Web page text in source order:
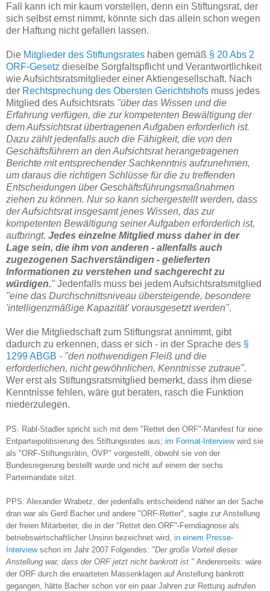
Fall kann ich mir kaum vorstellen, denn ein Stiftungsrat, der
sich selbst ernst nimmt, könnte sich das allein schon wegen
der Haftung nicht gefallen lassen.
Die Mitglieder des Stiftungsrates haben gemäß § 20 Abs 2
ORF-Gesetz dieselbe Sorgfaltspflicht und Verantwortlichkeit
wie Aufsichtsratsmitglieder einer Aktiengesellschaft. Nach
der Rechtsprechung des Obersten Gerichtshofs muss jedes
Mitglied des Aufsichtsrats "über das Wissen und die
Erfahrung verfügen, die zur kompetenten Bewältigung der
dem Aufssichtsrat übertragenen Aufgaben erforderlich ist.
Dazu zählt jedenfalls auch die Fähigkeit, die von den
Geschäftsführern an den Aufsichtsrat herangetragenen
Berichte mit entsprechender Sachkenntnis aufzunehmen,
um daraus die richtigen Schlüsse für die zu treffenden
Entscheidungen über Geschäftsführungsmaßnahmen
ziehen zu können. Nur so kann sichergestellt werden, dass
der Aufsichtsrat insgesamt jenes Wissen, das zur
kompetenten Bewältigung seiner Aufgaben erforderlich ist,
aufbringt. Jedes einzelne Mitglied muss daher in der
Lage sein, die ihm von anderen - allenfalls auch
zugezogenen Sachverständigen - gelieferten
Informationen zu verstehen und sachgerecht zu
würdigen." Jedenfalls muss bei jedem Aufsichtsratsmitglied
"eine das Durchschnittsniveau übersteigende, besondere
'intelligenzmäßige Kapazität' vorausgesetzt werden".
Wer die Mitgliedschaft zum Stiftungsrat annimmt, gibt
dadurch zu erkennen, dass er sich - in der Sprache des §
1299 ABGB - "den nothwendigen Fleiß und die
erforderlichen, nicht gewöhnlichen, Kenntnisse zutraue".
Wer erst als Stiftungsratsmitglied bemerkt, dass ihm diese
Kenntnisse fehlen, wäre gut beraten, rasch die Funktion
niederzulegen.
PS: Rabl-Stadler spricht sich mit dem "Rettet den ORF"-Manifest für eine
Entparteipolitisierung des Stiftungsrates aus; im Format-Interviewwird sie
als "ORF-Stiftungsrätin, ÖVP" vorgestellt, obwohl sie von der
Bundesregierung bestellt wurde und nicht auf einem der sechs
Parteimandate sitzt.
PPS: Alexander Wrabetz, der jedenfalls entscheidend näher an der Sache
dran war als Gerd Bacher und andere "ORF-Retter", sagte zur Anstellung
der freien Mitarbeiter, die in der "Rettet den ORF"-Ferndiagnose als
betriebswirtschaftlicher Unsinn bezeichnet wird, in einem Presse-
Interviewschon im Jahr 2007 Folgendes: "Der große Vorteil dieser
Anstellung war, dass der ORF jetzt nicht bankrott ist." Andererseits: wäre
der ORF durch die erwarteten Massenklagen auf Anstellung bankrott
gegangen, hätte Bacher schon vor ein paar Jahren zur Rettung aufrufen